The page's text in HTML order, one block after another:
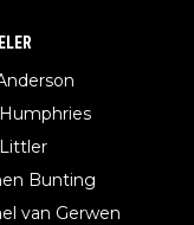
Bunting
van Gerwen